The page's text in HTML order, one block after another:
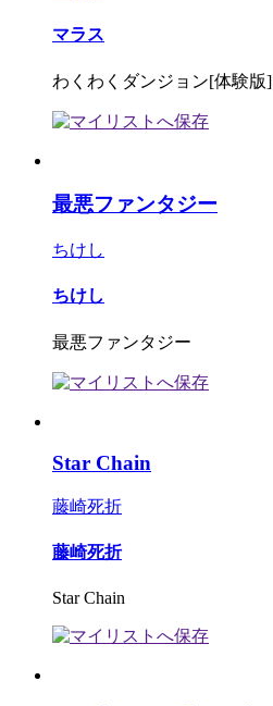
マラス
わくわくダンジョン[体験版]
最悪ファンタジー
ちけし
ちけし
最悪ファンタジー
Star Chain
藤崎死折
藤崎死折
Star Chain